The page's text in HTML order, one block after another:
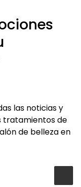
las noticias y
tratamientos de
de belleza en